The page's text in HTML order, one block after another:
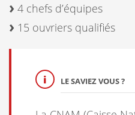
4 chefs d’équipes
15 ouvriers qualifiés
LE SAVIEZ VOUS ?